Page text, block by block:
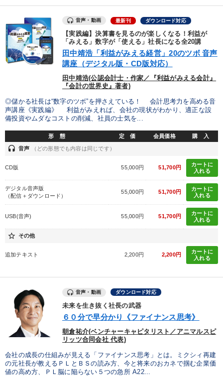
マーケティング
最新刊・戦略参謀ChatGPT実戦法と中小企業のDXと講話ご案内
組織・採用・スキル
タル版（音声／動画ストリーミング・ダウンロード）
2025年夏季全国経営者セミナー収録講演ＣＤ・講演ＤＶＤ・デジ
タル版（音声／動画ストリーミング・ダウンロード）
会社のパフォーマンスを高める講話
最新トレンドと時代の潮流を押さえる
【2026年7月】音声・映像ご案内商品 【6月】音声・映像
目的別
販売力を強化したい 財務・数字力の向上
キーワード
交渉 金利 多様性・ダイバーシティ
仕事術・ビジネスハック スポーツ関係
音声・動画 最新刊 ダウンロード対応
【実践編】決算書を見るのが楽しくなる！利益が
「みえる」数字が「使える」社長になる全20講
田中靖浩「利益がみえる経営」20のツボ 音声
講座（デジタル版・CD版対応）
田中靖浩(公認会計士・作家／『利益がみえる会計』
『会計の世界史』著者)
◎儲かる社長は“数字のツボ”を押さえている！ 会計思考力を高める音
声講座《実践編》 利益がみえれば、会社の現状がわかり、適正な設
備投資やムダなコストの削減、社員の士気を...
形 態 定 価 会員価格 購 入
headset 音声 （どの形態でも内容は同じです）
CD版 55,000円 51,700円
カートに
入れる
デジタル音声版
（配信＋ダウンロード）
55,000円 51,700円
カートに
入れる
USB(音声) 55,000円 51,700円
カートに
入れる
star_border その他
追加テキスト 2,200円 2,200円
カートに
入れる
音声・動画 ダウンロード対応
未来を生き抜く社長の武器
６０分で早分かり《ファイナンス思考》
朝倉祐介(ベンチャーキャピタリスト／アニマルスピ
リッツ合同会社 代表)
会社の成長の仕組みが見える「ファイナンス思考」とは。ミクシィ再建
の元社長が教えるＰＬとＢＳの読み方、今と将来のおカネで掴む企業価
値の高め方、ＰＬ脳に陥らない５つの急所 A22...